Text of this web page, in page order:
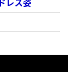
レス姿